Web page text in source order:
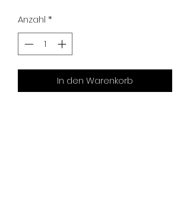
Anzahl *
In den Warenkorb